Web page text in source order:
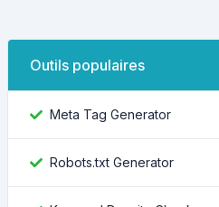
Outils populaires
Meta Tag Generator
Robots.txt Generator